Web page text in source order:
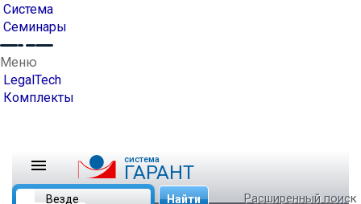
Система
Семинары
Меню
LegalTech
Комплекты
cистема
ГАРАНТ
Найти Расширенный поиск